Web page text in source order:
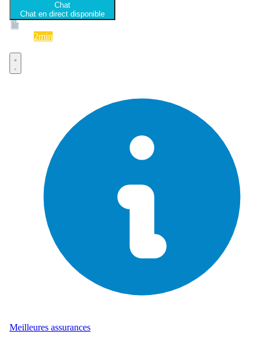
Chat
Chat en direct disponible
2min
Meilleures assurances